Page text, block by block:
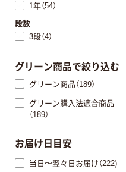
1年（54）
段数
3段（4）
グリーン商品で絞り込む
グリーン商品（189）
グリーン購入法適合商品
（189）
お届け日目安
当日〜翌々日お届け（222)